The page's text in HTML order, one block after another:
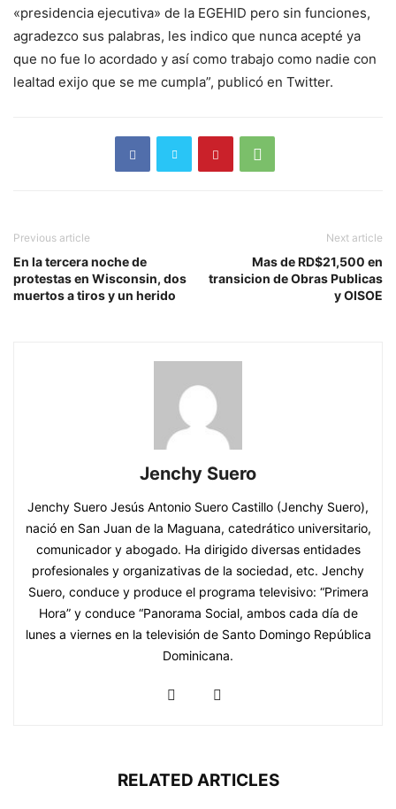
«presidencia ejecutiva» de la EGEHID pero sin funciones,
agradezco sus palabras, les indico que nunca acepté ya
que no fue lo acordado y así como trabajo como nadie con
lealtad exijo que se me cumpla”, publicó en Twitter.
Previous article
En la tercera noche de
protestas en Wisconsin, dos
muertos a tiros y un herido
Next article
Mas de RD$21,500 en
transicion de Obras Publicas
y OISOE
Jenchy Suero
Jenchy Suero Jesús Antonio Suero Castillo (Jenchy Suero),
nació en San Juan de la Maguana, catedrático universitario,
comunicador y abogado. Ha dirigido diversas entidades
profesionales y organizativas de la sociedad, etc. Jenchy
Suero, conduce y produce el programa televisivo: “Primera
Hora” y conduce “Panorama Social, ambos cada día de
lunes a viernes en la televisión de Santo Domingo República
Dominicana.
RELATED ARTICLES